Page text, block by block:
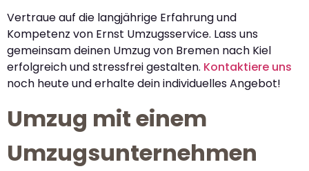
Vertraue auf die langjährige Erfahrung und
Kompetenz von Ernst Umzugsservice. Lass uns
gemeinsam deinen Umzug von Bremen nach Kiel
erfolgreich und stressfrei gestalten. Kontaktiere uns
noch heute und erhalte dein individuelles Angebot!
Umzug mit einem
Umzugsunternehmen